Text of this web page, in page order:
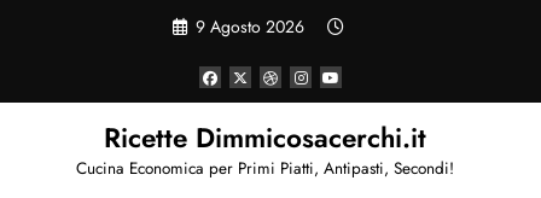
9 Agosto 2026
Ricette Dimmicosacerchi.it
Cucina Economica per Primi Piatti, Antipasti, Secondi!